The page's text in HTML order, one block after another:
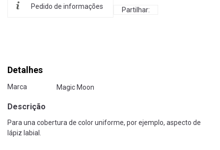
Pedido de informações Partilhar:
Detalhes
Marca Magic Moon
Descrição
Para una cobertura de color uniforme, por ejemplo, aspecto de
lápiz labial.